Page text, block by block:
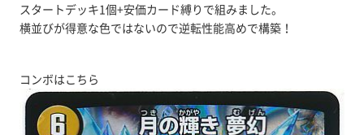
スタートデッキ1個+安価カード縛りで組みました。
横並びが得意な色ではないので逆転性能高めで構築！
コンボはこちら